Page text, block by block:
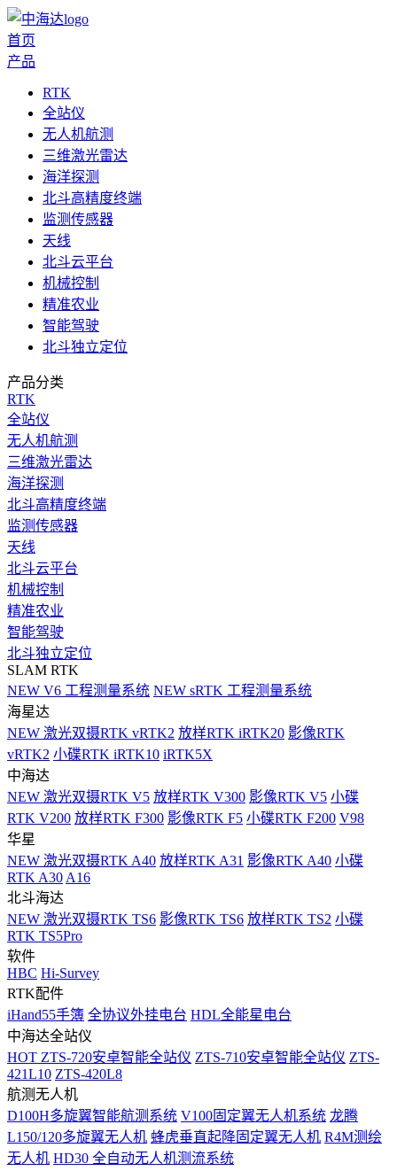
首页
产品
RTK
全站仪
无人机航测
三维激光雷达
海洋探测
北斗高精度终端
监测传感器
天线
北斗云平台
机械控制
精准农业
智能驾驶
北斗独立定位
产品分类
RTK
全站仪
无人机航测
三维激光雷达
海洋探测
北斗高精度终端
监测传感器
天线
北斗云平台
机械控制
精准农业
智能驾驶
北斗独立定位
SLAM RTK
NEW V6 工程测量系统 NEW sRTK 工程测量系统
海星达
NEW 激光双摄RTK vRTK2 放样RTK iRTK20 影像RTK
vRTK2 小碟RTK iRTK10 iRTK5X
中海达
NEW 激光双摄RTK V5 放样RTK V300 影像RTK V5 小碟
RTK V200 放样RTK F300 影像RTK F5 小碟RTK F200 V98
华星
NEW 激光双摄RTK A40 放样RTK A31 影像RTK A40 小碟
RTK A30 A16
北斗海达
NEW 激光双摄RTK TS6 影像RTK TS6 放样RTK TS2 小碟
RTK TS5Pro
软件
HBC Hi-Survey
RTK配件
iHand55手簿 全协议外挂电台 HDL全能星电台
中海达全站仪
HOT ZTS-720安卓智能全站仪 ZTS-710安卓智能全站仪 ZTS-
421L10 ZTS-420L8
航测无人机
D100H多旋翼智能航测系统 V100固定翼无人机系统 龙腾
L150/120多旋翼无人机 蜂虎垂直起降固定翼无人机 R4M测绘
无人机 HD30 全自动无人机测流系统